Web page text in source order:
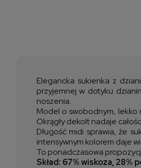
Elegancka sukienka z
przyjemnej w dotyku
noszenia.
Model o swobodnym, lekko
Okrągły dekolt nadaje
Długość midi sprawia, że
intensywnym kolorem daje
To ponadczasowa
Skład: 67% wiskoza, 28%